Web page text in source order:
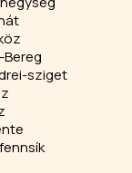
sziget